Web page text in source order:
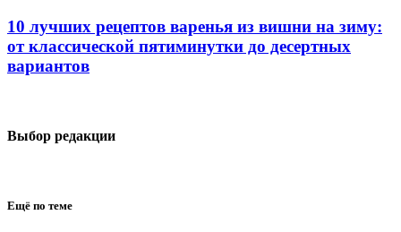
10 лучших рецептов варенья из вишни на зиму:
от классической пятиминутки до десертных
вариантов
Выбор редакции
Ещё по теме